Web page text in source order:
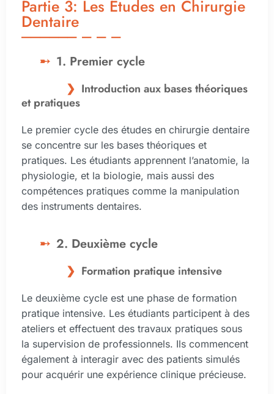
Partie 3: Les Études en Chirurgie
Dentaire
1. Premier cycle
Introduction aux bases théoriques
et pratiques
Le premier cycle des études en chirurgie dentaire
se concentre sur les bases théoriques et
pratiques. Les étudiants apprennent l’anatomie, la
physiologie, et la biologie, mais aussi des
compétences pratiques comme la manipulation
des instruments dentaires.
2. Deuxième cycle
Formation pratique intensive
Le deuxième cycle est une phase de formation
pratique intensive. Les étudiants participent à des
ateliers et effectuent des travaux pratiques sous
la supervision de professionnels. Ils commencent
également à interagir avec des patients simulés
pour acquérir une expérience clinique précieuse.